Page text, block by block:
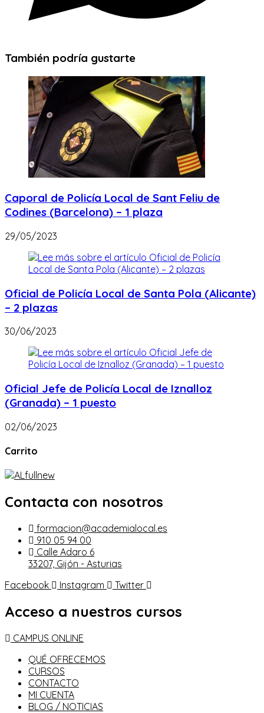
También podría gustarte
Caporal de Policía Local de Sant Feliu de
Codines (Barcelona) – 1 plaza
29/05/2023
Oficial de Policía Local de Santa Pola (Alicante)
– 2 plazas
30/06/2023
Oficial Jefe de Policía Local de Iznalloz
(Granada) – 1 puesto
02/06/2023
Carrito
Contacta con nosotros
formacion@academialocal.es
910 05 94 00
Calle Adaro 6
33207, Gijón - Asturias
Facebook
Instagram Twitter
Acceso a nuestros cursos
CAMPUS ONLINE
QUÉ OFRECEMOS
CURSOS
CONTACTO
MI CUENTA
BLOG / NOTICIAS